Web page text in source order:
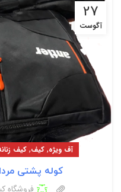
27
آگوست
آف ویژه, کیف, کیف
کوله پشتی
فروشگاه